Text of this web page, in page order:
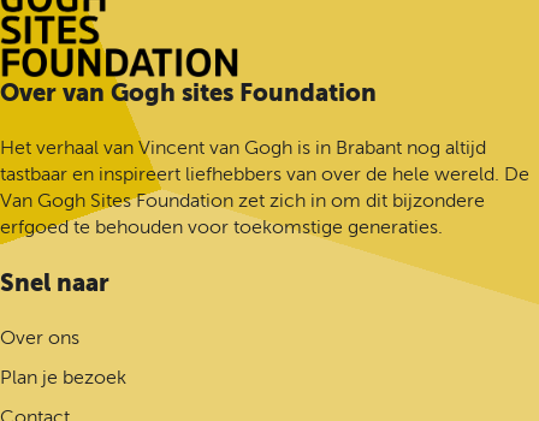
z
e
p
a
i
n
a
o
F
c
b
o
G
n
a
a
r
d
e
o
e
p
Over van Gogh sites Foundation
Het verhaal van Vincent van Gogh is in Brabant nog altijd
tastbaar en inspireert liefhebbers van over de hele wereld. De
Van Gogh Sites Foundation zet zich in om dit bijzondere
erfgoed te behouden voor toekomstige generaties.
Snel naar
Over ons
Plan je bezoek